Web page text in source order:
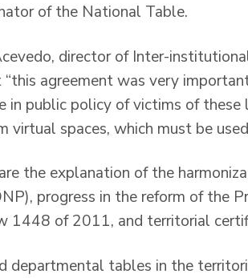
of the National Table.
director of Inter-
agreement was very
in public policy of victims of these
spaces, which must be
the explanation of the
progress in the reform of the
1448 of 2011, and territorial
departmental tables in the